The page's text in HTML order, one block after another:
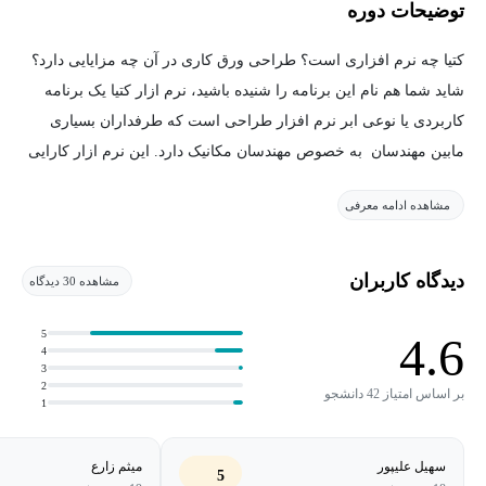
توضیحات دوره
کتیا چه نرم افزاری است؟ طراحی ورق کاری در آن چه مزایایی دارد؟
شاید شما هم نام این برنامه را شنیده باشید، نرم ازار کتیا یک برنامه
کاربردی یا نوعی ابر نرم افزار طراحی است که طرفداران بسیاری
مابین مهندسان به خصوص مهندسان مکانیک دارد. این نرم ازار کارایی
مورد استفاده قرار می‌گیرد. دوره آموزش ورق کاری در کتیا با هدف
ادامه آن را معرفی خواهیم کرد.
دوره آموزش ورق کاری در کتیا
ورق یکی از اصلی ترین قطعات صنعتی است که آموزش طراحی آن
می تواند بسیار مهم و ارزشمند باشد. در این دوره آموزشی وارد محیط
ادامه محیط دو بعدی را کنار محیط ورقکاری یاد می‌گیریم. در ادامه با
مشاهده ادامه معرفی
دیدگاه کاربران مشاهده 30 دیدگاه
4.6
بر اساس امتیاز 42 دانشجو
1
2
3
4
5
سهیل علیپور
5
میثم زارع